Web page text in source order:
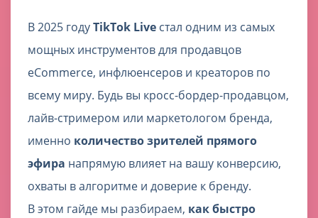
В 2025 годуTikTok Live стал одним из самых
мощных инструментов для продавцов
eCommerce, инфлюенсеров и креаторов по
всему миру. Будь вы кросс-бордер-продавцом,
лайв-стримером или маркетологом бренда,
именно количество зрителей прямого
эфира напрямую влияет на вашу конверсию,
охваты в алгоритме и доверие к бренду.
В этом гайде мы разбираем, как быстро